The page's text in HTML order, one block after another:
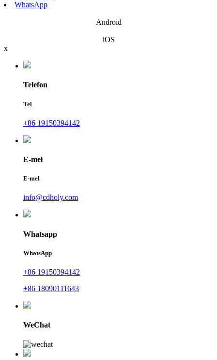
WhatsApp
Android
iOS
x
Telefon
Tel
+86 19150394142
E-mel
E-mel
info@cdholy.com
Whatsapp
WhatsApp
+86 19150394142
+86 18090111643
WeChat